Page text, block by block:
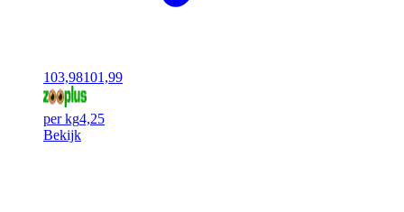
103,98101,99
per kg4,25
Bekijk